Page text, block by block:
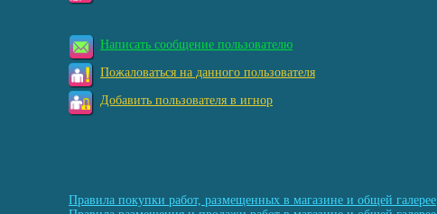
Написать сообщение пользователю
Пожаловаться на данного пользователя
Добавить пользователя в игнор
Правила покупки работ, размещенных в магазине и общей галерее